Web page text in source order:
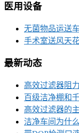
医用设备
无菌物品运送车
手术室送风天
最新动态
高效过滤器阻
百级洁净棚和
高效过滤器的
洁净车间为什